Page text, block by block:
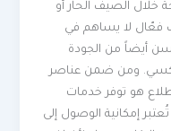
الصيف الحار أو
لا يساهم في
من الجودة
ومن ضمن عناصر
هو توفر خدمات
إمكانية الوصول إلى